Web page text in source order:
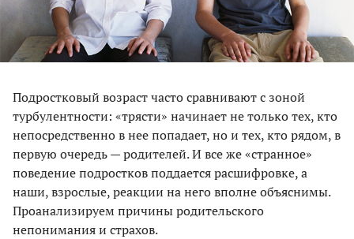
Подростковый возраст часто сравнивают с зоной
турбулентности: «трясти» начинает не только тех, кто
непосредственно в нее попадает, но и тех, кто рядом, в
первую очередь — родителей. И все же «странное»
поведение подростков поддается расшифровке, а
наши, взрослые, реакции на него вполне объяснимы.
Проанализируем причины родительского
непонимания и страхов.